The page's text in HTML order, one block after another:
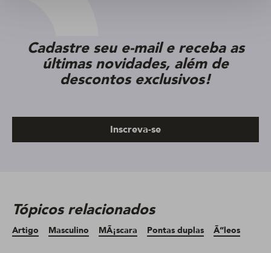
Cadastre seu e-mail e receba as
últimas novidades, além de
descontos exclusivos!
Inscreva-se
Tópicos relacionados
Artigo Masculino MÃ¡scara Pontas duplas Ã“leos